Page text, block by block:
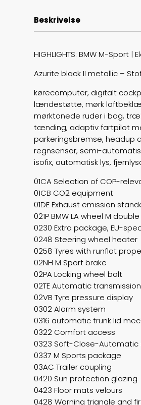
Beskrivelse
HIGHLIGHTS: BMW M-
Azurite black II metallic –
kørecomputer, digitalt
lændestøtte, mørk
mørktonede ruder i bag,
tænding, adaptiv fartpilot
parkeringsbremse, headup
regnsensor, semi-
isofix, automatisk lys,
01CA Selection of COP-
01CB CO2 equipment
01DE Exhaust emission
021P BMW LA wheel M
0230 Extra package, EU-
0248 Steering wheel heater
0258 Tyres with runflat
02NH M Sport brake
02PA Locking wheel bolt
02TE Automatic
02VB Tyre pressure display
0302 Alarm system
0316 automatic trunk lid
0322 Comfort access
0323 Soft-Close-Automatic
0337 M Sports package
03AC Trailer coupling
0420 Sun protection glazing
0423 Floor mats velours
0428 Warning triangle and